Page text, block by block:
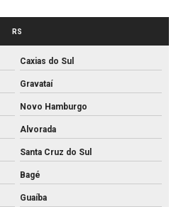
RS
Caxias do Sul
Gravataí
Novo Hamburgo
Alvorada
Santa Cruz do Sul
Bagé
Guaíba